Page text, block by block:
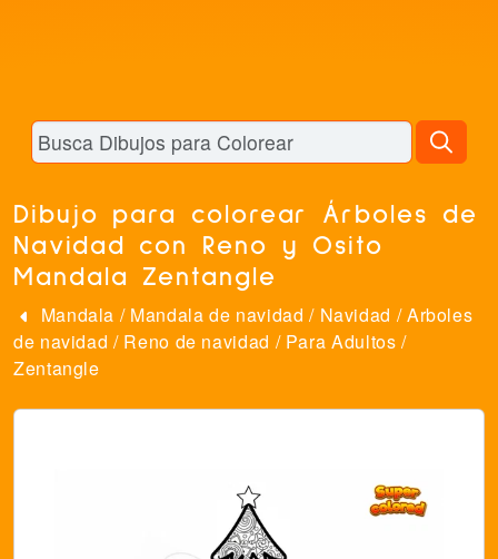
Dibujo para colorear Árboles de
Navidad con Reno y Osito
Mandala Zentangle
Mandala / Mandala de navidad / Navidad /Arboles
de navidad / Reno de navidad / Para Adultos /
Zentangle